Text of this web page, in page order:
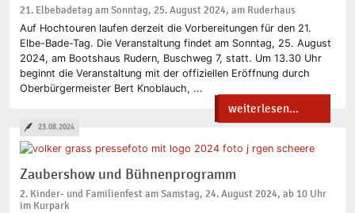
21. Elbebadetag am Sonntag, 25. August 2024, am Ruderhaus
Auf Hochtouren laufen derzeit die Vorbereitungen für den 21.
Elbe-Bade-Tag. Die Veranstaltung findet am Sonntag, 25. August
2024, am Bootshaus Rudern, Buschweg 7, statt. Um 13.30 Uhr
beginnt die Veranstaltung mit der offiziellen Eröffnung durch
Oberbürgermeister Bert Knoblauch, ...
weiterlesen...
Zaubershow und Bühnenprogramm
2. Kinder- und Familienfest am Samstag, 24. August 2024, ab 10 Uhr
im Kurpark
23.08.2024